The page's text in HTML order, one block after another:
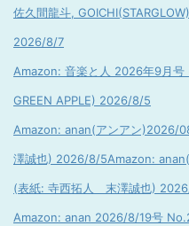
佐久間龍斗,
2026/8/7
Amazon: 音楽と人 2026年9月号
GREEN APPLE) 2026/8/5
Amazon: anan(アンアン)2026/
澤誠也) 2026/8/5Amazon:
(表紙: 寺西拓人 末澤誠也)
Amazon: anan 2026/8/19号